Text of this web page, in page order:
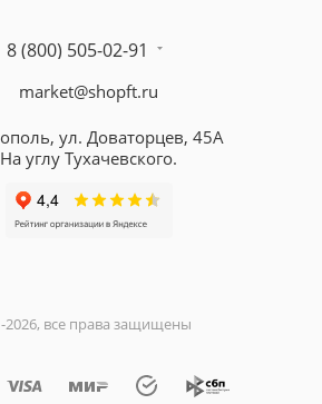
8 (800) 505-02-91
market@shopft.ru
ул. Доваторцев, 45А
На углу Тухачевского.
2026, все права защищены